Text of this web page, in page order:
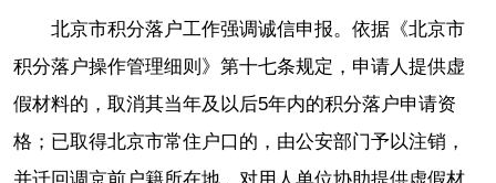
北京市积分落户工作强调诚信申报。依据《北京市
积分落户操作管理细则》第十七条规定，申请人提供虚
假材料的，取消其当年及以后5年内的积分落户申请资
格；已取得北京市常住户口的，由公安部门予以注销，
并迁回调京前户籍所在地。对用人单位协助提供虚假材